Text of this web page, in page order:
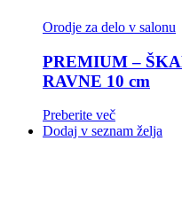
Orodje za delo v salonu
PREMIUM –
RAVNE 10 cm
Preberite več
Dodaj v seznam želja